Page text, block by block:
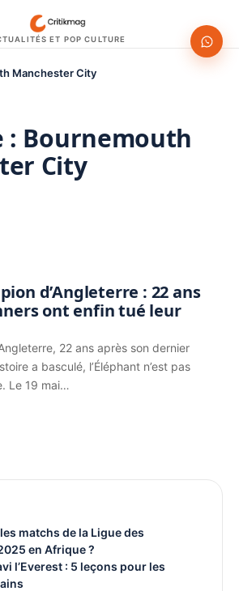
ET POP CULTURE
Manchester City
: Bournemouth
City
d’Angleterre : 22 ans
ont enfin tué leur
22 ans après son dernier
a basculé, l’Éléphant n’est pas
Le 19 mai…
matchs de la Ligue des
en Afrique ?
l’Everest : 5 leçons pour les